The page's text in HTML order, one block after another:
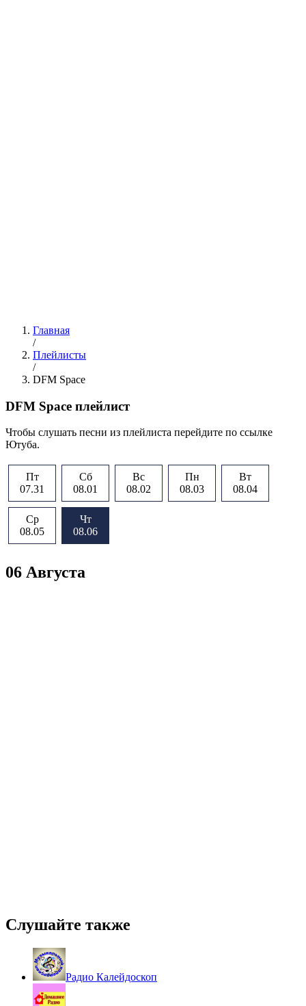
Главная
/
Плейлисты
/
DFM Space
DFM Space плейлист
Чтобы слушать песни из плейлиста перейдите по ссылке
Ютуба.
Пт
07.31
Сб
08.01
Вс
08.02
Пн
08.03
Вт
08.04
Ср
08.05
Чт
08.06
06 Августа
Слушайте также
Радио Калейдоскоп